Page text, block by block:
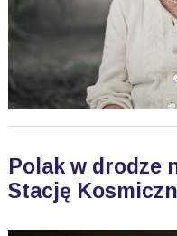
Polak w drodze
Stację